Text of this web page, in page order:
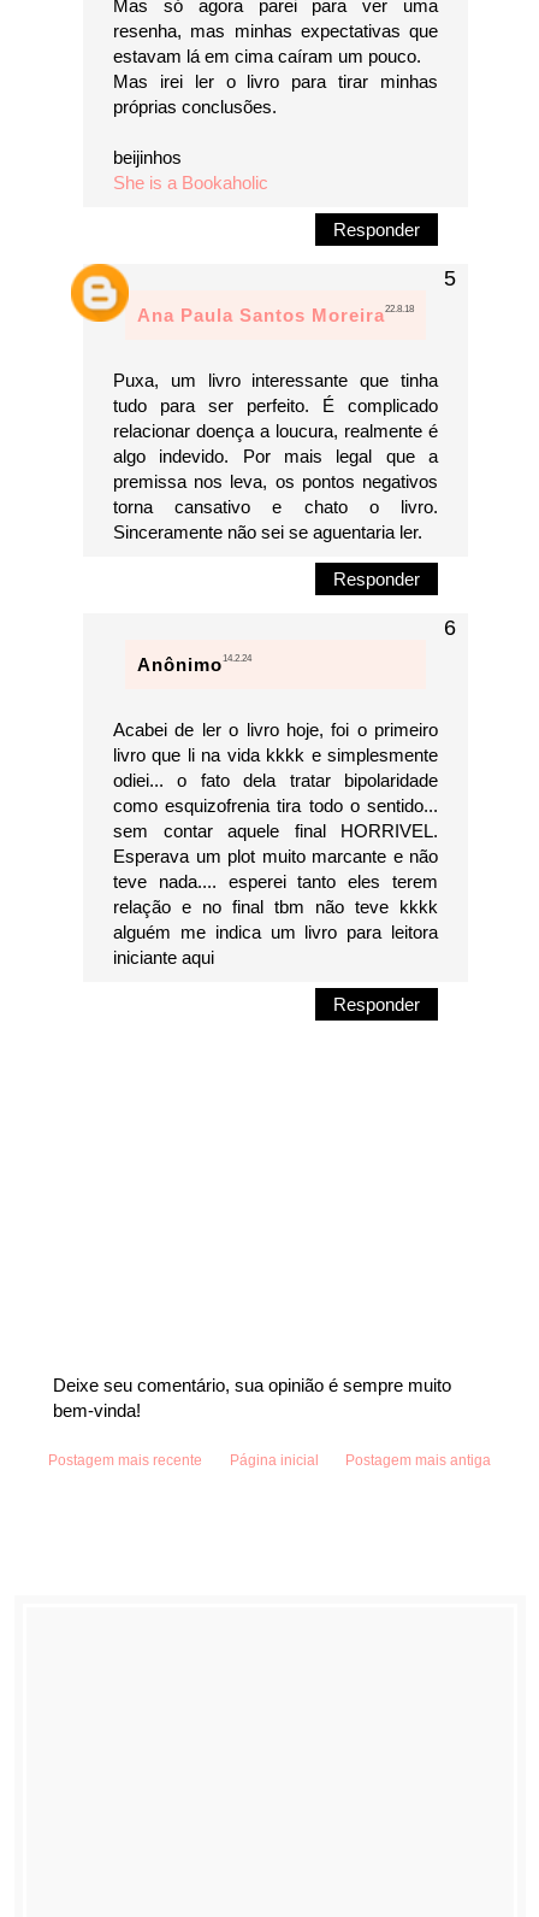
Mas só agora parei para ver uma
resenha, mas minhas expectativas que
estavam lá em cima caíram um pouco.
Mas irei ler o livro para tirar minhas
próprias conclusões.
beijinhos
She is a Bookaholic
Responder
Ana Paula Santos Moreira22.8.18
Puxa, um livro interessante que tinha
tudo para ser perfeito. É complicado
relacionar doença a loucura, realmente é
algo indevido. Por mais legal que a
premissa nos leva, os pontos negativos
torna cansativo e chato o livro.
Sinceramente não sei se aguentaria ler.
Responder
Anônimo14.2.24
Acabei de ler o livro hoje, foi o primeiro
livro que li na vida kkkk e simplesmente
odiei... o fato dela tratar bipolaridade
como esquizofrenia tira todo o sentido...
sem contar aquele final HORRIVEL.
Esperava um plot muito marcante e não
teve nada.... esperei tanto eles terem
relação e no final tbm não teve kkkk
alguém me indica um livro para leitora
iniciante aqui
Responder
Deixe seu comentário, sua opinião é sempre muito
bem-vinda!
Postagem mais recente Postagem mais antiga
Página inicial